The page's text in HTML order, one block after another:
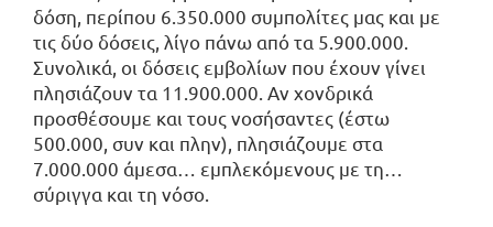
δόση, περίπου 6.350.000 συμπολίτες μας και με
τις δύο δόσεις, λίγο πάνω από τα 5.900.000.
Συνολικά, οι δόσεις εμβολίων που έχουν γίνει
πλησιάζουν τα 11.900.000. Αν χονδρικά
προσθέσουμε και τους νοσήσαντες (έστω
500.000, συν και πλην), πλησιάζουμε στα
7.000.000 άμεσα… εμπλεκόμενους με τη…
σύριγγα και τη νόσο.